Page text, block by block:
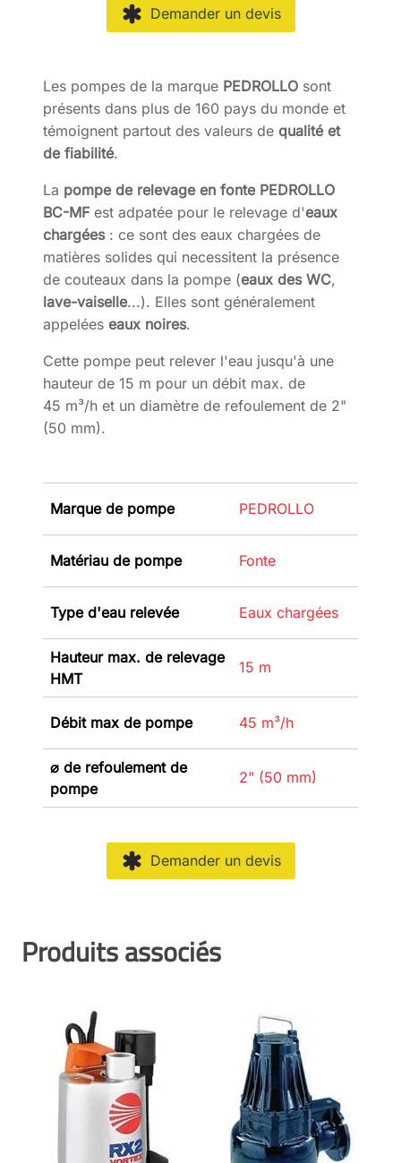
Demander un devis
Les pompes de la marque PEDROLLO sont
présents dans plus de 160 pays du monde et
témoignent partout des valeurs de qualité et
de fiabilité.
La pompe de relevage en fonte PEDROLLO
BC-MF est adpatée pour le relevage d'eaux
chargées: ce sont des eaux chargées de
matières solides qui necessitent la présence
de couteaux dans la pompe (eaux des WC,
lave-vaiselle...). Elles sont généralement
appelées eaux noires.
Cette pompe peut relever l'eau jusqu'à une
hauteur de 15 m pour un débit max. de
45 m³/h et un diamètre de refoulement de 2"
(50 mm).
Marque de pompe PEDROLLO
Matériau de pompe Fonte
Type d'eau relevée Eaux chargées
Hauteur max. de relevage
HMT
15 m
Débit max de pompe 45 m³/h
⌀ de refoulement de
pompe
2" (50 mm)
Demander un devis
Produits associés